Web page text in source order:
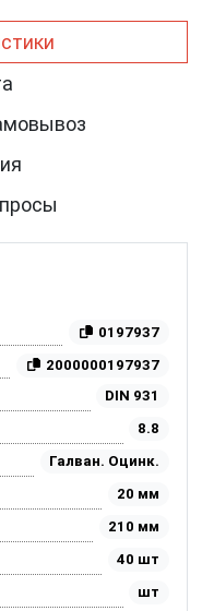
0197937
2000000197937
DIN 931
8.8
Галван. Оцинк.
20 мм
210 мм
40 шт
шт